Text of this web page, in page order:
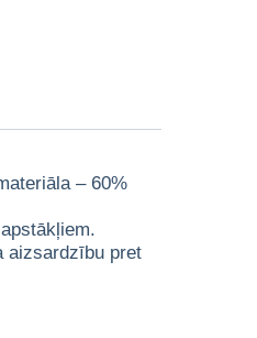
– 60%
aizsardzību pret